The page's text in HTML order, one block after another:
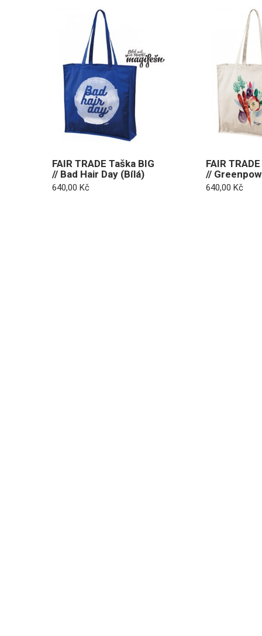
FAIR TRADE Taška BIG
// Bad Hair Day (Bílá)
640,00 Kč
FAIR
//
640,00 Kč